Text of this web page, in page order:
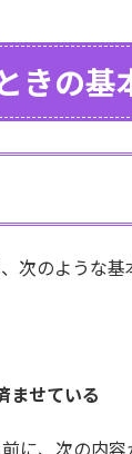
きの基
次のような基
ませている
に、次の内容